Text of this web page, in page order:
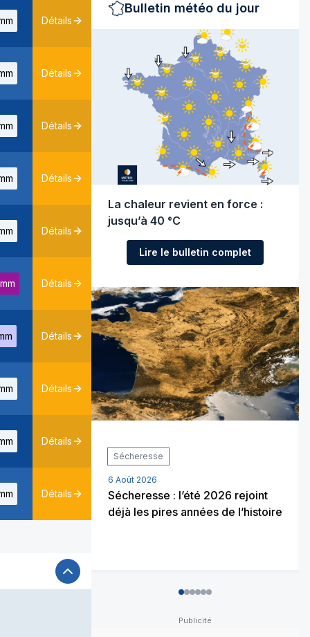
Détails
Détails
Détails
Détails
Détails
Détails
Détails
Détails
Détails
Détails
Bulletin météo du jour
La chaleur revient en force :
jusqu’à 40 °C
Lire le bulletin complet
Sécheresse
6 Août 2026
Sécheresse : l’été 2026 rejoint
déjà les pires années de l’histoire